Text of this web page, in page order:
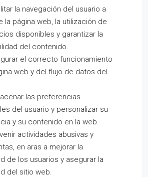
la navegación del usuario a
la página web, la utilización de
disponibles y garantizar la
del contenido.
el correcto funcionamiento
web y del flujo de datos del
las preferencias
del usuario y personalizar su
y su contenido en la web.
actividades abusivas y
en aras a mejorar la
de los usuarios y asegurar la
del sitio web.